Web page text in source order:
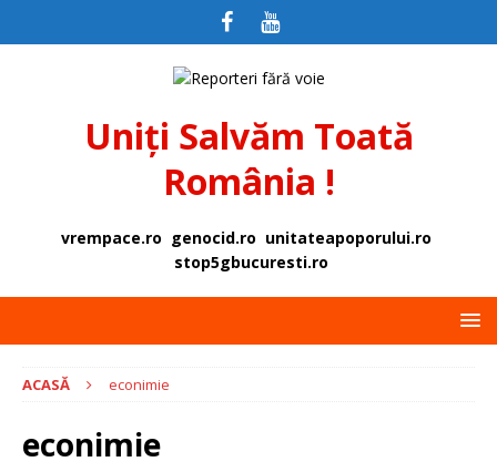
Uniți Salvăm Toată
România !
vrempace.ro genocid.ro unitateapoporului.ro
stop5gbucuresti.ro
ACASĂ econimie
econimie